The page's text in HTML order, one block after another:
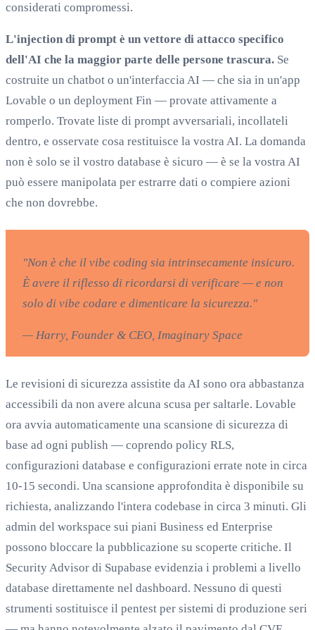
considerati compromessi.
L'injection di prompt è un vettore di attacco specifico
dell'AI che la maggior parte delle persone trascura. Se
costruite un chatbot o un'interfaccia AI — che sia in un'app
Lovable o un deployment Fin — provate attivamente a
romperlo. Trovate liste di prompt avversariali, incollateli
dentro, e osservate cosa restituisce la vostra AI. La domanda
non è solo se il vostro database è sicuro — è se la vostra AI
può essere manipolata per estrarre dati o compiere azioni
che non dovrebbe.
"Non è che il vibe coding sia intrinsecamente insicuro.
È avere il riflesso di ricordarsi di verificare — e non
solo di vibe codare e dimenticare la sicurezza."
— Harry, Founder & CEO, Imaginary Space
Le revisioni di sicurezza assistite da AI sono ora abbastanza
accessibili da non avere alcuna scusa per saltarle. Lovable
ora avvia automaticamente una scansione di sicurezza di
base ad ogni publish — coprendo policy RLS,
configurazioni database e configurazioni errate note in circa
10-15 secondi. Una scansione approfondita è disponibile su
richiesta, analizzando l'intera codebase in circa 3 minuti. Gli
admin del workspace sui piani Business ed Enterprise
possono bloccare la pubblicazione su scoperte critiche. Il
Security Advisor di Supabase evidenzia i problemi a livello
database direttamente nel dashboard. Nessuno di questi
strumenti sostituisce il pentest per sistemi di produzione seri